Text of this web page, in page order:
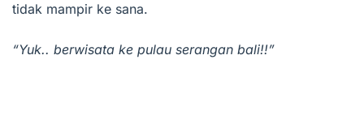
tidak mampir ke sana.
“Yuk.. berwisata ke pulau serangan bali!!”